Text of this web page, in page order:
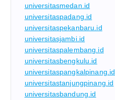
universitasmedan.id
universitaspadang.id
universitaspekanbaru.id
universitasjambi.id
universitaspalembang.id
universitasbengkulu.id
universitaspangkalpinang.id
universitastanjungpinang.id
universitasbandung.id